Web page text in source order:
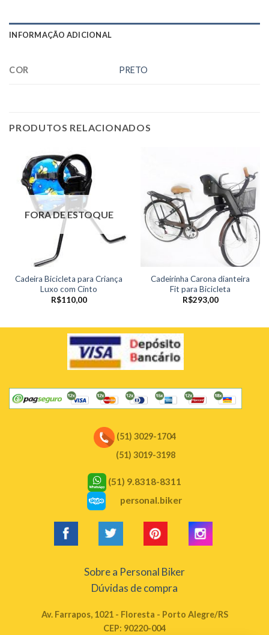
INFORMAÇÃO ADICIONAL
COR PRETO
PRODUTOS RELACIONADOS
FORA DE ESTOQUE
Cadeira Bicicleta para Criança
Luxo com Cinto
R$110,00
Cadeirinha Carona dianteira
Fit para Bicicleta
R$293,00
(51) 3029-1704
(51) 3019-3198
(51) 9.8318-8311
personal.biker
Sobre a Personal Biker
Dúvidas de compra
Av. Farrapos, 1021 - Floresta - Porto Alegre/RS
CEP: 90220-004